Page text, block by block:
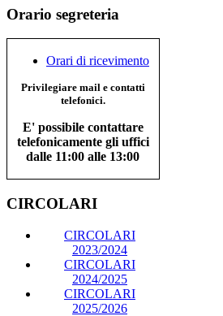
Orario segreteria
Orari di ricevimento
Privilegiare mail e contatti
telefonici.
E' possibile contattare
telefonicamente gli uffici
dalle 11:00 alle 13:00
CIRCOLARI
CIRCOLARI
2023/2024
CIRCOLARI
2024/2025
CIRCOLARI
2025/2026